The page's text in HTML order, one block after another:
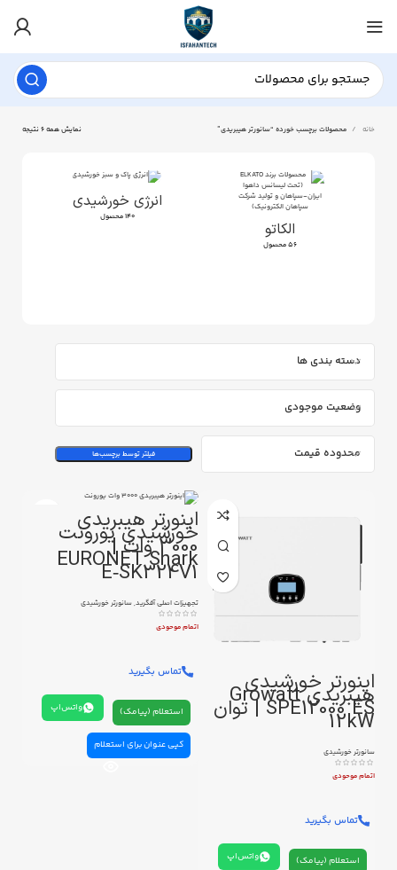
خانه محصولات برچسب خورده “سانورتر هیبریدی” نمایش همه 6 نتیجه
الکاتو
56 محصول
انرژی خورشیدی
140 محصول
دسته بندی ها
وضعیت موجودی
محدوده قیمت فیلتر توسط برچسب‌ها
اینورتر خورشیدی
هیبریدی Growatt
SPE12000 ES | توان 12kW
سانورتر خورشیدی
اتمام موحودی
تماس بگیرید
استعلام (پیامک) واتس‌اپ
اینورتر هیبریدی
خورشیدی یورونت
3000 وات |
EURONET Shark
E‑SK324V1
تجهیزات اصلی آفگرید,سانورتر خورشیدی
اتمام موحودی
تماس بگیرید
استعلام (پیامک) واتس‌اپ
کپی عنوان برای استعلام